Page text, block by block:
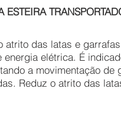
atrito das latas e
elétrica. É
a movimentação de
Reduz o atrito das